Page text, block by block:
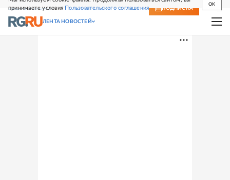
принимаете условия Пользовательского соглашения
OK
СВЕЖИЙ НОМЕР ПОДПИСКА
ЛЕНТА НОВОСТЕЙ